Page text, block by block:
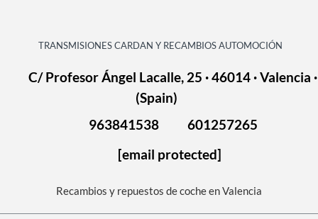
TRANSMISIONES CARDAN Y RECAMBIOS AUTOMOCIÓN
C/ Profesor Ángel Lacalle, 25 · 46014 · Valencia ·
(Spain)
963841538
601257265
[email protected]
Recambios y repuestos de coche en Valencia